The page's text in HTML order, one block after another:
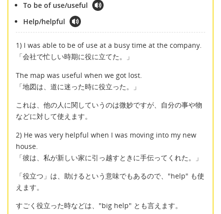
To be of use/useful
Help/helpful
1) I was able to be of use at a busy time at the company.
「会社で忙しい時期に役に立てた。」
The map was useful when we got lost.
「地図は、道に迷った時に役立った。」
これは、他の人に関していうのは微妙ですが、自分の事や物
などに対して使えます。
2) He was very helpful when I was moving into my new
house.
「彼は、私が新しい家に引っ越すときに手伝ってくれた。」
「役立つ」は、助けるという意味でもあるので、"help" も使
えます。
すごく役立った時などは、"big help" とも言えます。